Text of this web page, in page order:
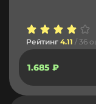
Рейтинг 4.11 / 36
1.685 ₽